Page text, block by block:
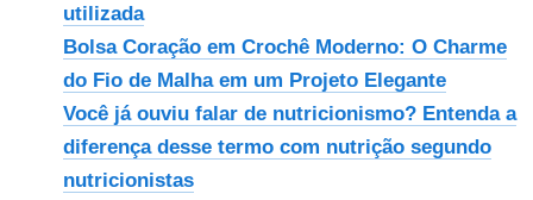
utilizada
Bolsa Coração em Crochê Moderno: O Charme
do Fio de Malha em um Projeto Elegante
Você já ouviu falar de nutricionismo? Entenda a
diferença desse termo com nutrição segundo
nutricionistas